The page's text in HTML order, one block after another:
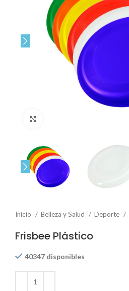
Inicio Belleza y Salud Deporte
Frisbee Plástico
40347 disponibles